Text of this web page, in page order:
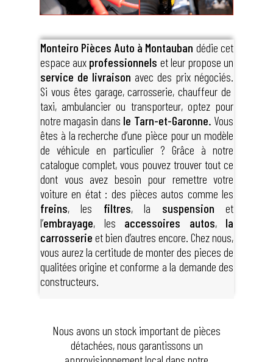
Monteiro Pièces Auto à Montauban dédie cet
espace aux professionnels et leur propose un
service de livraison avec des prix négociés.
Si vous êtes garage, carrosserie, chauffeur de
taxi, ambulancier ou transporteur, optez pour
notre magasin dans le Tarn-et-Garonne. Vous
êtes à la recherche d’une pièce pour un modèle
de véhicule en particulier ? Grâce à notre
catalogue complet, vous pouvez trouver tout ce
dont vous avez besoin pour remettre votre
voiture en état : des pièces autos comme les
freins, les filtres, la suspensionet
l’embrayage, les accessoires autos, la
carrosserie et bien d’autres encore. Chez nous,
vous aurez la certitude de monter des pieces de
qualitées origine et conforme a la demande des
constructeurs.
Nous avons un stock important de pièces
détachées, nous garantissons un